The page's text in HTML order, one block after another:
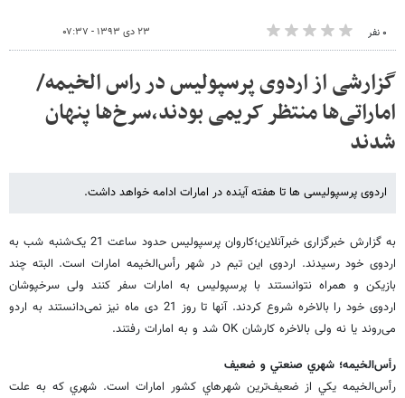
۰ نفر ۲۳ دی ۱۳۹۳ - ۰۷:۳۷
گزارشی از اردوی پرسپولیس در راس الخیمه/
اماراتی‌ها منتظر کریمی بودند،سرخ‌ها پنهان
شدند
اردوی پرسپولیسی ها تا هفته آینده در امارات ادامه خواهد داشت.
به گزارش خبرگزاری خبرآنلاین؛کاروان پرسپولیس حدود ساعت 21 یک‌شنبه شب به
اردوی خود رسیدند. اردوی این تیم در شهر رأس‌الخیمه امارات است. البته چند
بازیکن و همراه نتوانستند با پرسپولیس به امارات سفر کنند ولی سرخپوشان
اردوی خود را بالاخره شروع کردند. آنها تا روز 21 دی ماه نیز نمی‌دانستند به اردو
می‌روند یا نه ولی بالاخره کارشان OK شد و به امارات رفتند.
رأس‌الخيمه‌؛ شهري صنعتي و ضعيف
رأس‌الخيمه يكي از ضعيف‌ترين شهرهاي كشور امارات است. شهري كه به علت